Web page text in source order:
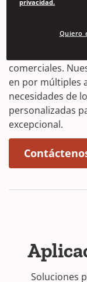
utilizando el
aplicaciones
comerciales.
en por múltiples
necesidades de
personalizadas
excepcional.
Soluciones
privacidad.
Quiero